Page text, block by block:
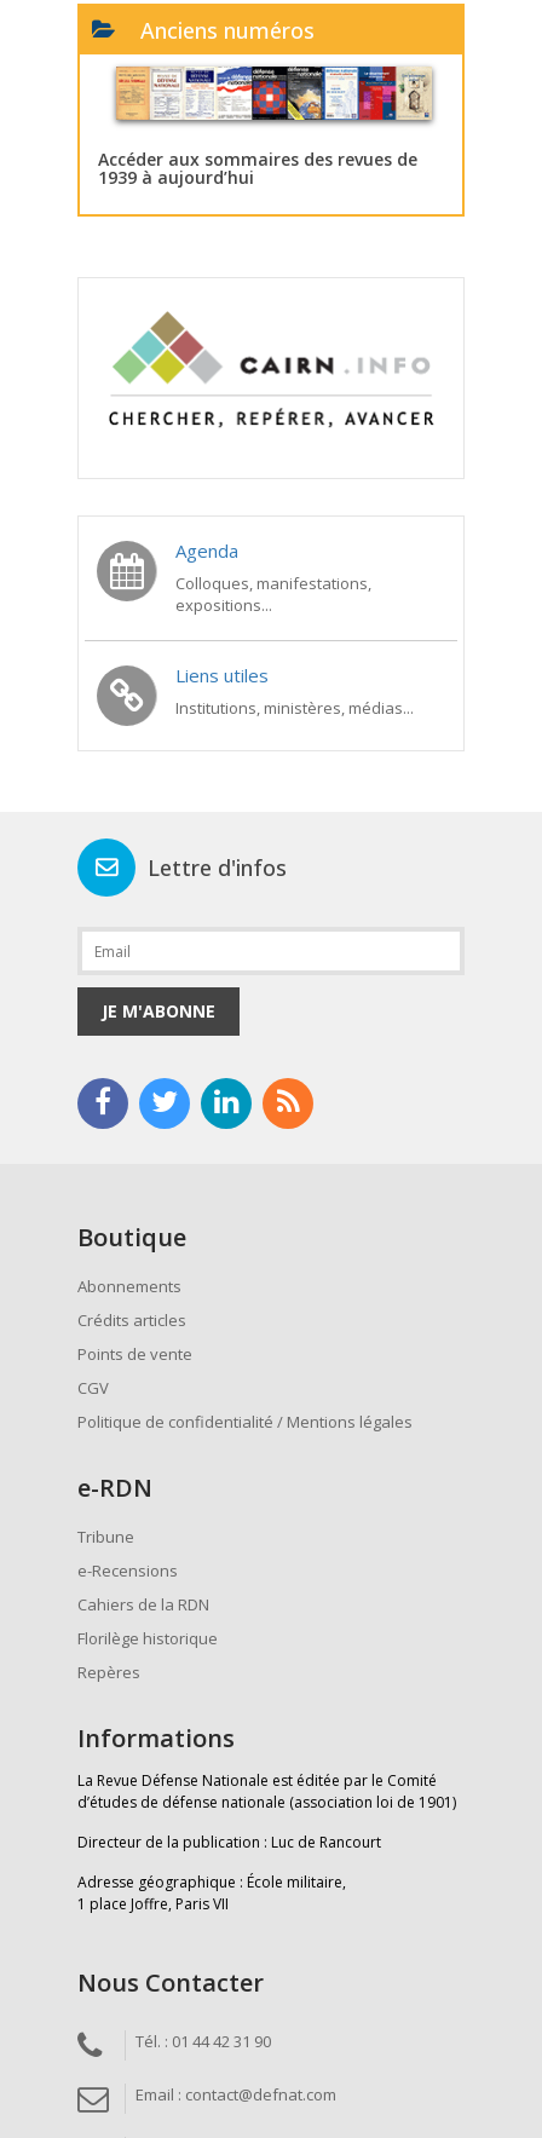
Anciens numéros
Accéder aux sommaires des revues de
1939 à aujourd’hui
Agenda
Colloques, manifestations,
expositions...
Liens utiles
Institutions, ministères, médias...
Lettre d'infos
JE M'ABONNE
Boutique
Abonnements
Crédits articles
Points de vente
CGV
Politique de confidentialité / Mentions légales
e-RDN
Tribune
e-Recensions
Cahiers de la RDN
Florilège historique
Repères
Informations
La Revue Défense Nationale est éditée par le Comité
d’études de défense nationale (association loi de 1901)
Directeur de la publication : Luc de Rancourt
Adresse géographique : École militaire,
1 place Joffre, Paris VII
Nous Contacter
Tél. : 01 44 42 31 90
Email : contact@defnat.com